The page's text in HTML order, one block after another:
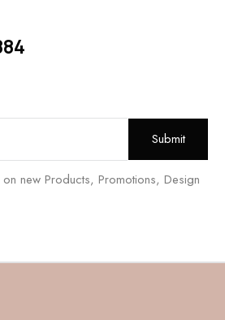
new Products, Promotions, Design